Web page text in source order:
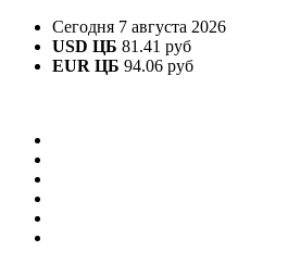
Сегодня 7 августа 2026
USD ЦБ 81.41 руб
EUR ЦБ 94.06 руб